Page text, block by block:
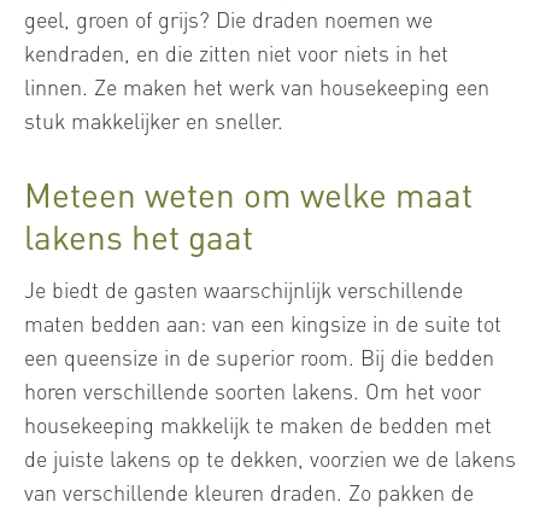
geel, groen of grijs? Die draden noemen we
kendraden, en die zitten niet voor niets in het
linnen. Ze maken het werk van housekeeping een
stuk makkelijker en sneller.
Meteen weten om welke maat
lakens het gaat
Je biedt de gasten waarschijnlijk verschillende
maten bedden aan: van een kingsize in de suite tot
een queensize in de superior room. Bij die bedden
horen verschillende soorten lakens. Om het voor
housekeeping makkelijk te maken de bedden met
de juiste lakens op te dekken, voorzien we de lakens
van verschillende kleuren draden. Zo pakken de